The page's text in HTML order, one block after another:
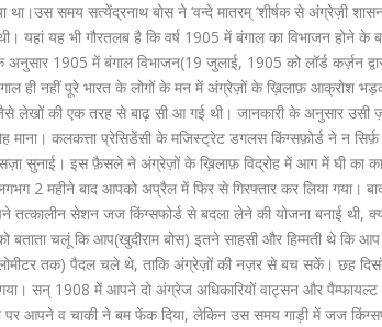
समय सत्येंद्रनाथ बोस ने ‘वन्दे मातरम् ‘शीर्षक से अंग्रेज़ी शासन
यहां यह भी गौरतलब है कि वर्ष 1905 में बंगाल का विभाजन होने के
1905 में बंगाल विभाजन(19 जुलाई, 1905 को लॉर्ड कर्ज़न
ही नहीं पूरे भारत के लोगों के मन में अंग्रेज़ों के ख़िलाफ़ आक्रोश
लेखों की एक तरह से बाढ़ सी आ गई थी। जानकारी के अनुसार उसी
माना। कलकत्ता प्रेसिडेंसी के मजिस्ट्रेट डगलस किंग्सफ़ोर्ड ने न
सुनाई। इस फ़ैसले ने अंग्रेज़ों के ख़िलाफ़ विद्रोह में आग में घी का
2 महीने बाद आपको अप्रैल में फिर से गिरफ्तार कर लिया गया।
सेशन जज किंग्सफोर्ड से बदला लेने की योजना बनाई थी,
बताता चलूं कि आप(खुदीराम बोस) इतने साहसी और हिम्मती थे कि आप
तक) पैदल चले थे, ताकि अंग्रेज़ों की नज़र से बच सकें। छह
सन् 1908 में आपने दो अंग्रेज अधिकारियों वाट्सन और
आपने व चाकी ने बम फेंक दिया, लेकिन उस समय गाड़ी में जज